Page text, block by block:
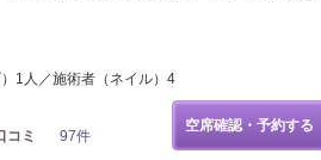
1人／施術者（ネイル）4
コミ 97件
空席確認・予約する